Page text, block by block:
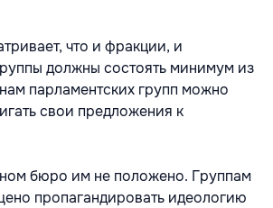
что и фракции, и
должны состоять минимум из
парламентских групп можно
свои предложения к
бюро им не положено. Группам
пропагандировать идеологию